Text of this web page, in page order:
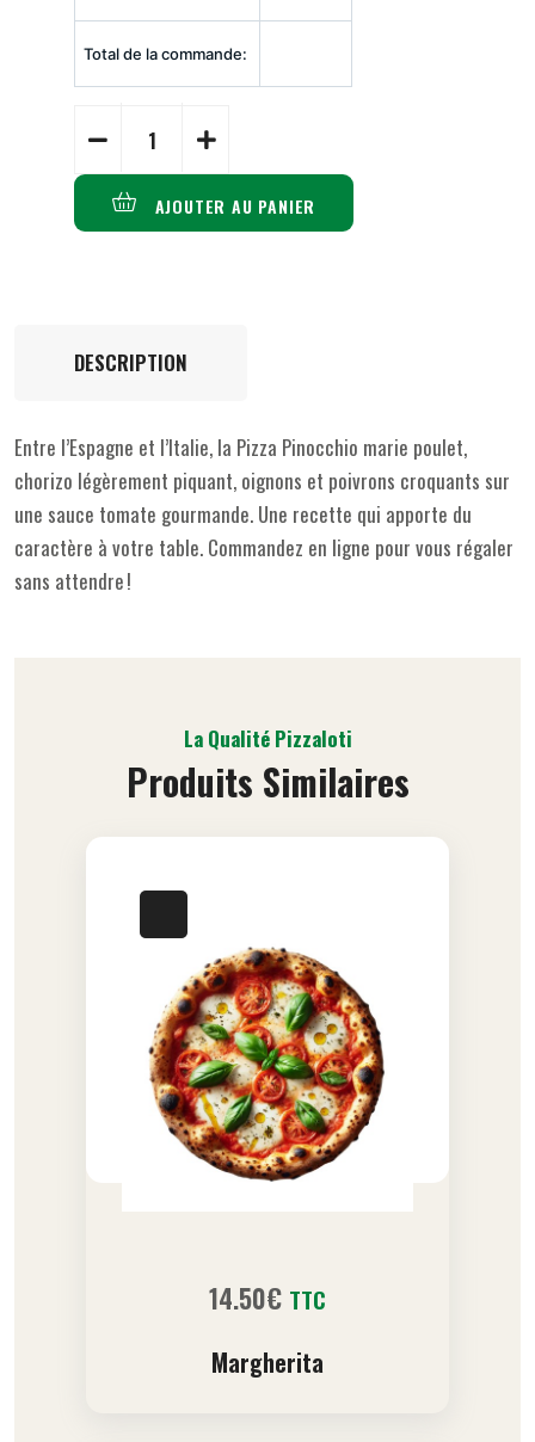
Total de la commande:
AJOUTER AU PANIER
DESCRIPTION
Entre l’Espagne et l’Italie, la Pizza Pinocchio marie poulet,
chorizo légèrement piquant, oignons et poivrons croquants sur
une sauce tomate gourmande. Une recette qui apporte du
caractère à votre table. Commandez en ligne pour vous régaler
sans attendre !
La Qualité Pizzaloti
Produits Similaires
14.50€ TTC
Margherita